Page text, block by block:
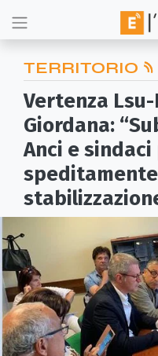
TERRITORIO
Vertenza
Giordana:
Anci e